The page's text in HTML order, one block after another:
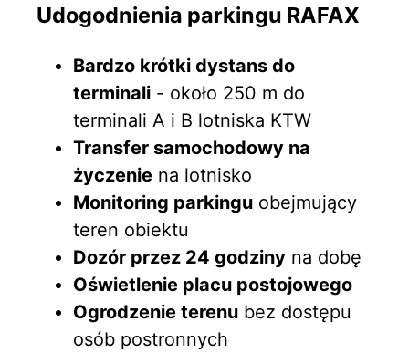
Udogodnienia parkingu RAFAX
Bardzo krótki dystans do
terminali - około 250 m do
terminali A i B lotniska KTW
Transfer samochodowy na
życzenie na lotnisko
Monitoring parkingu obejmujący
teren obiektu
Dozór przez 24 godziny na dobę
Oświetlenie placu postojowego
Ogrodzenie terenu bez dostępu
osób postronnych